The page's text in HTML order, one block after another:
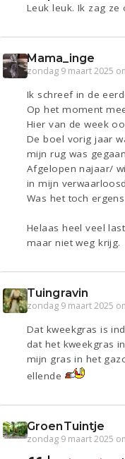
Leuk leuk. Ik zag
Mama_inge
zondag 9 maart 2025
Ik schreef in de
Op het moment
Hier van de week
De boel vorig jaar
mijn rug was
Afgelopen najaar/
in mijn
Was het toch
Helaas heel veel
maar niet weg krijg.
Tuingravin
zondag 9 maart 2025
Dat kweekgras is
dat het kweekgras
mijn gras in het
ellende
GroenTuintje
zondag 9 maart 2025